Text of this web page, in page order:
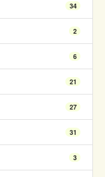
34
2
6
21
27
31
3